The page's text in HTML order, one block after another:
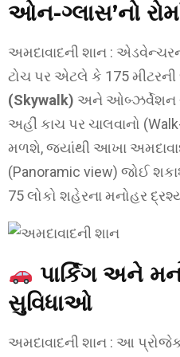
ઓન-ગ્લાસ’નો
અમદાવાદની શાન :
ટોચ પર એટલે કે 175
(Skywalk) અને ઓબ્ઝર્વેશન
અહીં કાચ પર ચાલવાનો
મળશે, જ્યાંથી આખા
(Panoramic view) જોઈ
75 લોકો શહેરના મનોહર
પાર્કિંગ અને
સુવિધાઓ
અમદાવાદની શાન : આ